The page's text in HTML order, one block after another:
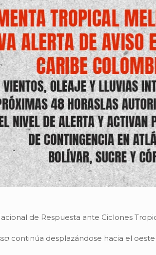
de Respuesta ante Ciclones
continúa desplazándose hacia el